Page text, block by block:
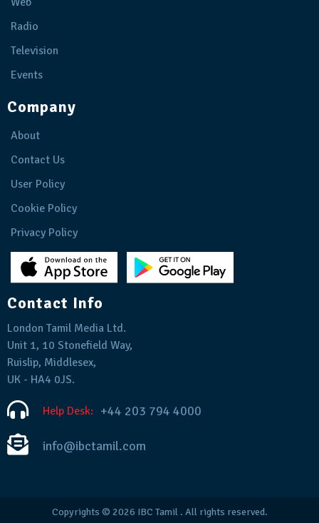
Radio
Television
Events
Company
About
Contact Us
User Policy
Cookie Policy
Privacy Policy
Contact Info
London Tamil Media Ltd.
Unit 1, 10 Stonefield Way,
Ruislip, Middlesex,
UK - HA4 0JS.
Help Desk: +44 203 794 4000
info@ibctamil.com
Copyrights © 2026 IBC Tamil. All rights reserved.